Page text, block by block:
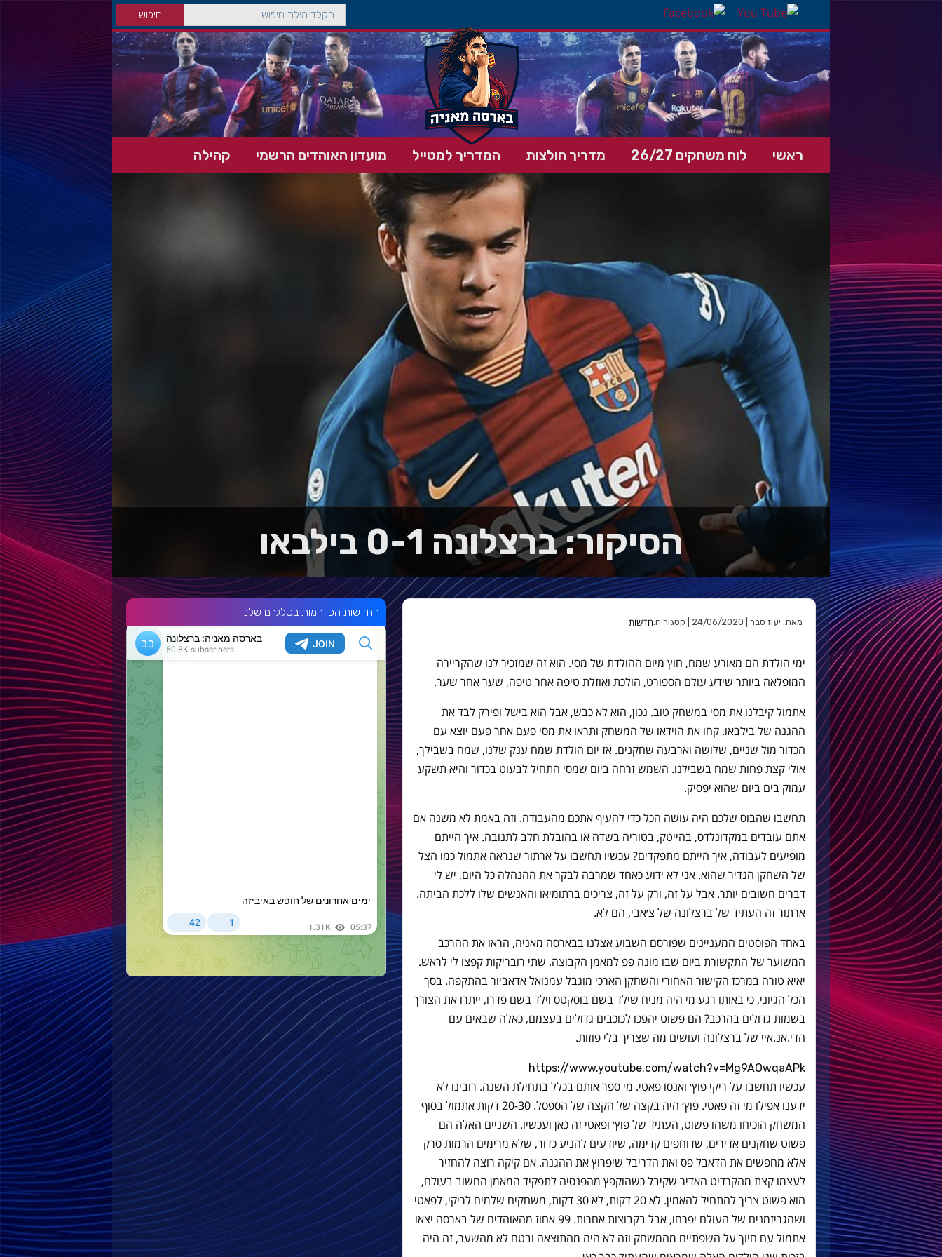
ראשי לוח משחקים 26/27 מדריך חולצות המדריך למטייל מועדון האוהדים הרשמי קהילה
הסיקור: ברצלונה 0-1 בילבאו
מאת: יעוז סבר | 24/06/2020 | קטגוריה: חדשות
ימי הולדת הם מאורע שמח, חוץ מיום ההולדת של מסי. הוא זה שמזכיר לנו שהקריירה
המופלאה ביותר שידע עולם הספורט, הולכת ואוזלת טיפה אחר טיפה, שער אחר שער.
אתמול קיבלנו את מסי במשחק טוב. נכון, הוא לא כבש, אבל הוא בישל ופירק לבד את
ההגנה של בילבאו. קחו את הוידאו של המשחק ותראו את מסי פעם אחר פעם יוצא עם
הכדור מול שניים, שלושה וארבעה שחקנים. אז יום הולדת שמח ענק שלנו, שמח בשבילך,
אולי קצת פחות שמח בשבילנו. השמש זרחה ביום שמסי התחיל לבעוט בכדור והיא תשקע
עמוק בים ביום שהוא יפסיק.
תחשבו שהבוס שלכם היה עושה הכל כדי להעיף אתכם מהעבודה. וזה באמת לא משנה אם
אתם עובדים במקדונלדס, בהייטק, בטוריה בשדה או בהובלת חלב לתנובה. איך הייתם
מופיעים לעבודה, איך הייתם מתפקדים? עכשיו תחשבו על ארתור שנראה אתמול כמו הצל
של השחקן הנדיר שהוא. אני לא ידוע כאחד שמרבה לבקר את ההנהלה כל היום, יש לי
דברים חשובים יותר. אבל על זה, ורק על זה, צריכים ברתומיאו והאנשים שלו ללכת הביתה.
ארתור זה העתיד של ברצלונה של צ׳אבי, הם לא.
באחד הפוסטים המעניינים שפורסם השבוע אצלנו בבארסה מאניה, הראו את ההרכב
המשוער של התקשורת ביום שבו מונה פפ למאמן הקבוצה. שתי רובריקות קפצו לי לראש.
יאיא טורה במרכז הקישור האחורי והשחקן הארכי מוגבל עמנואל אדאביור בהתקפה. בסך
הכל הגיוני, כי באותו רגע מי היה מניח שילד בשם בוסקטס וילד בשם פדרו, ייתרו את הצורך
בשמות גדולים בהרכב? הם פשוט יהפכו לכוכבים גדולים בעצמם, כאלה שבאים עם
הדי.אנ.איי של ברצלונה ועושים מה שצריך בלי פוזות.
https://www.youtube.com/watch?v=Mg9AOwqaAPk
עכשיו תחשבו על ריקי פוץ׳ ואנסו פאטי. מי ספר אותם בכלל בתחילת השנה. רובינו לא
ידענו אפילו מי זה פאטי. פוץ׳ היה בקצה של הקצה של הספסל. 20-30 דקות אתמול בסוף
המשחק הוכיחו משהו פשוט, העתיד של פוץ׳ ופאטי זה כאן ועכשיו. השניים האלה הם
פשוט שחקנים אדירים, שדוחפים קדימה, שיודעים להניע כדור, שלא מרימים הרמות סרק
אלא מחפשים את הדאבל פס ואת הדריבל שיפרוץ את ההגנה. אם קיקה רוצה להחזיר
לעצמו קצת מהקרדיט האדיר שקיבל כשהוקפץ מהפנסיה לתפקיד המאמן החשוב בעולם,
הוא פשוט צריך להתחיל להאמין. לא 20 דקות, לא 30 דקות, משחקים שלמים לריקי, לפאטי
ושהגריזמנים של העולם יפרחו, אבל בקבוצות אחרות. 99 אחוז מהאוהדים של בארסה יצאו
אתמול עם חיוך על השפתיים מהמשחק וזה לא היה מהתוצאה ובטח לא מהשער, זה היה
החדשות הכי חמות בטלגרם שלנו